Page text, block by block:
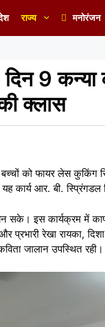
राज्य मनोरंजन
दिन 9
क्लास
को फायर लेस कुकिंग
कार्य आर. बी. स्प्रिंगडल
सके। इस कार्यक्रम में
रेखा रायका,
जालान उपस्थित रही।